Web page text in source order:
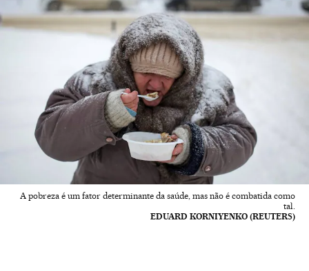
A pobreza é um fator determinante da saúde, mas não é combatida como
tal.
EDUARD KORNIYENKO (REUTERS)